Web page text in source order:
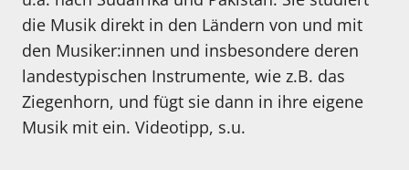
die Musik direkt in den Ländern von und mit
den Musiker:innen und insbesondere deren
landestypischen Instrumente, wie z.B. das
Ziegenhorn, und fügt sie dann in ihre eigene
Musik mit ein. Videotipp, s.u.